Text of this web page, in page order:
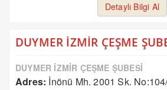
Detaylı Bilgi Al
DUYMER İZMİR ÇEŞME
DUYMER İZMİR ÇEŞME ŞUBESİ
Adres: İnönü Mh. 2001 Sk.